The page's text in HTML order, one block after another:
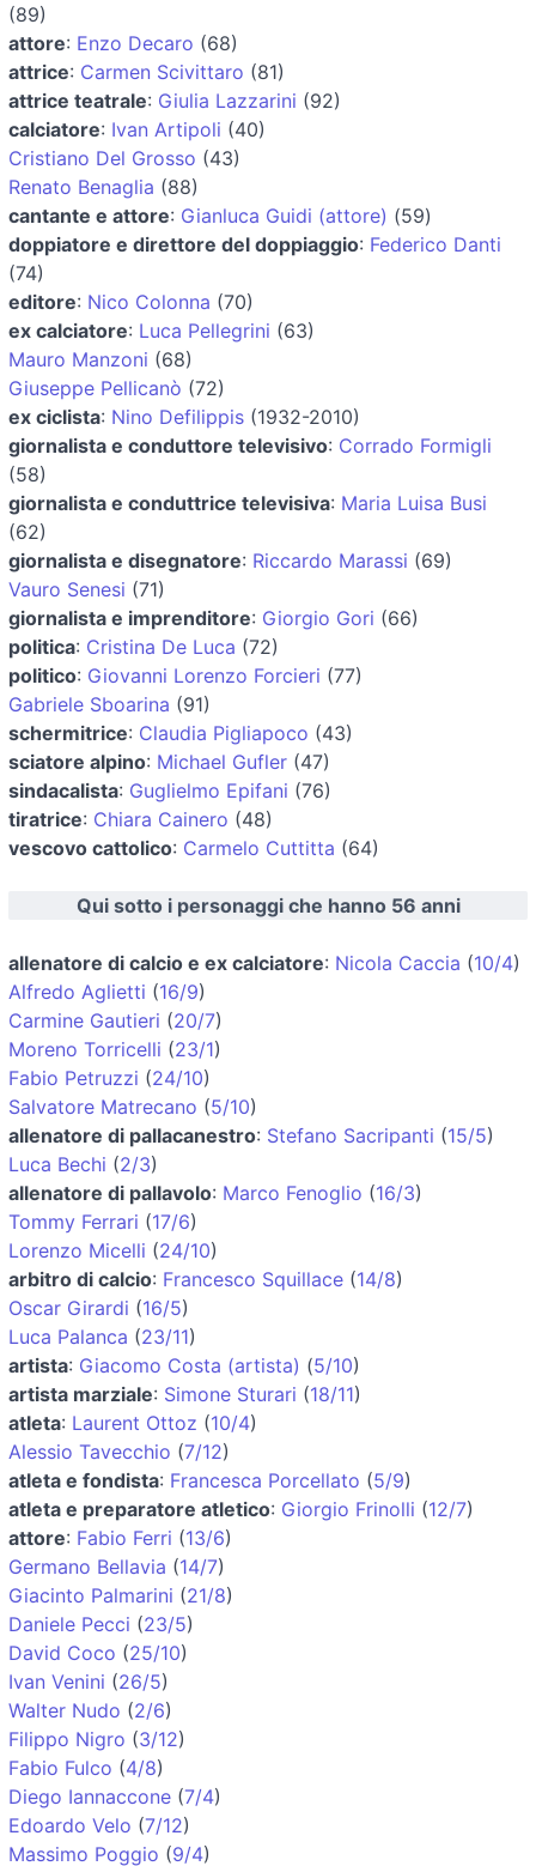
(89)
attore: Enzo Decaro (68)
attrice: Carmen Scivittaro (81)
attrice teatrale: Giulia Lazzarini (92)
calciatore: Ivan Artipoli (40)
Cristiano Del Grosso (43)
Renato Benaglia (88)
cantante e attore: Gianluca Guidi (attore) (59)
doppiatore e direttore del doppiaggio: Federico Danti
(74)
editore: Nico Colonna (70)
ex calciatore: Luca Pellegrini (63)
Mauro Manzoni (68)
Giuseppe Pellicanò (72)
ex ciclista: Nino Defilippis (1932-2010)
giornalista e conduttore televisivo: Corrado Formigli
(58)
giornalista e conduttrice televisiva: Maria Luisa Busi
(62)
giornalista e disegnatore: Riccardo Marassi (69)
Vauro Senesi (71)
giornalista e imprenditore: Giorgio Gori (66)
politica: Cristina De Luca (72)
politico: Giovanni Lorenzo Forcieri (77)
Gabriele Sboarina (91)
schermitrice: Claudia Pigliapoco (43)
sciatore alpino: Michael Gufler (47)
sindacalista: Guglielmo Epifani (76)
tiratrice: Chiara Cainero (48)
vescovo cattolico: Carmelo Cuttitta (64)
Qui sotto i personaggi che hanno 56 anni
allenatore di calcio e ex calciatore: Nicola Caccia (10/4)
Alfredo Aglietti (16/9)
Carmine Gautieri (20/7)
Moreno Torricelli (23/1)
Fabio Petruzzi (24/10)
Salvatore Matrecano (5/10)
allenatore di pallacanestro: Stefano Sacripanti (15/5)
Luca Bechi (2/3)
allenatore di pallavolo: Marco Fenoglio (16/3)
Tommy Ferrari (17/6)
Lorenzo Micelli (24/10)
arbitro di calcio: Francesco Squillace (14/8)
Oscar Girardi (16/5)
Luca Palanca (23/11)
artista: Giacomo Costa (artista) (5/10)
artista marziale: Simone Sturari (18/11)
atleta: Laurent Ottoz (10/4)
Alessio Tavecchio (7/12)
atleta e fondista: Francesca Porcellato (5/9)
atleta e preparatore atletico: Giorgio Frinolli (12/7)
attore: Fabio Ferri (13/6)
Germano Bellavia (14/7)
Giacinto Palmarini (21/8)
Daniele Pecci (23/5)
David Coco (25/10)
Ivan Venini (26/5)
Walter Nudo (2/6)
Filippo Nigro (3/12)
Fabio Fulco (4/8)
Diego Iannaccone (7/4)
Edoardo Velo (7/12)
Massimo Poggio (9/4)